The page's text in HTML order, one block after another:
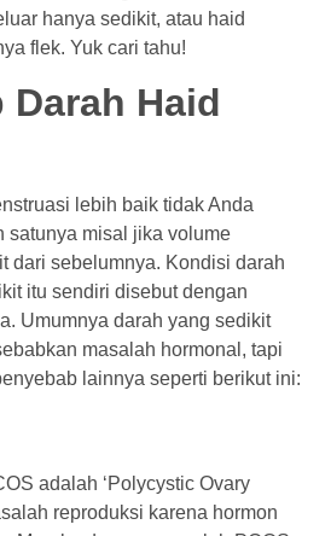
hanya sedikit, atau haid
flek. Yuk cari tahu!
Darah Haid
lebih baik tidak Anda
satunya misal jika volume
dari sebelumnya. Kondisi darah
itu sendiri disebut dengan
Umumnya darah yang sedikit
masalah hormonal, tapi
lainnya seperti berikut ini:
adalah ‘Polycystic Ovary
reproduksi karena hormon